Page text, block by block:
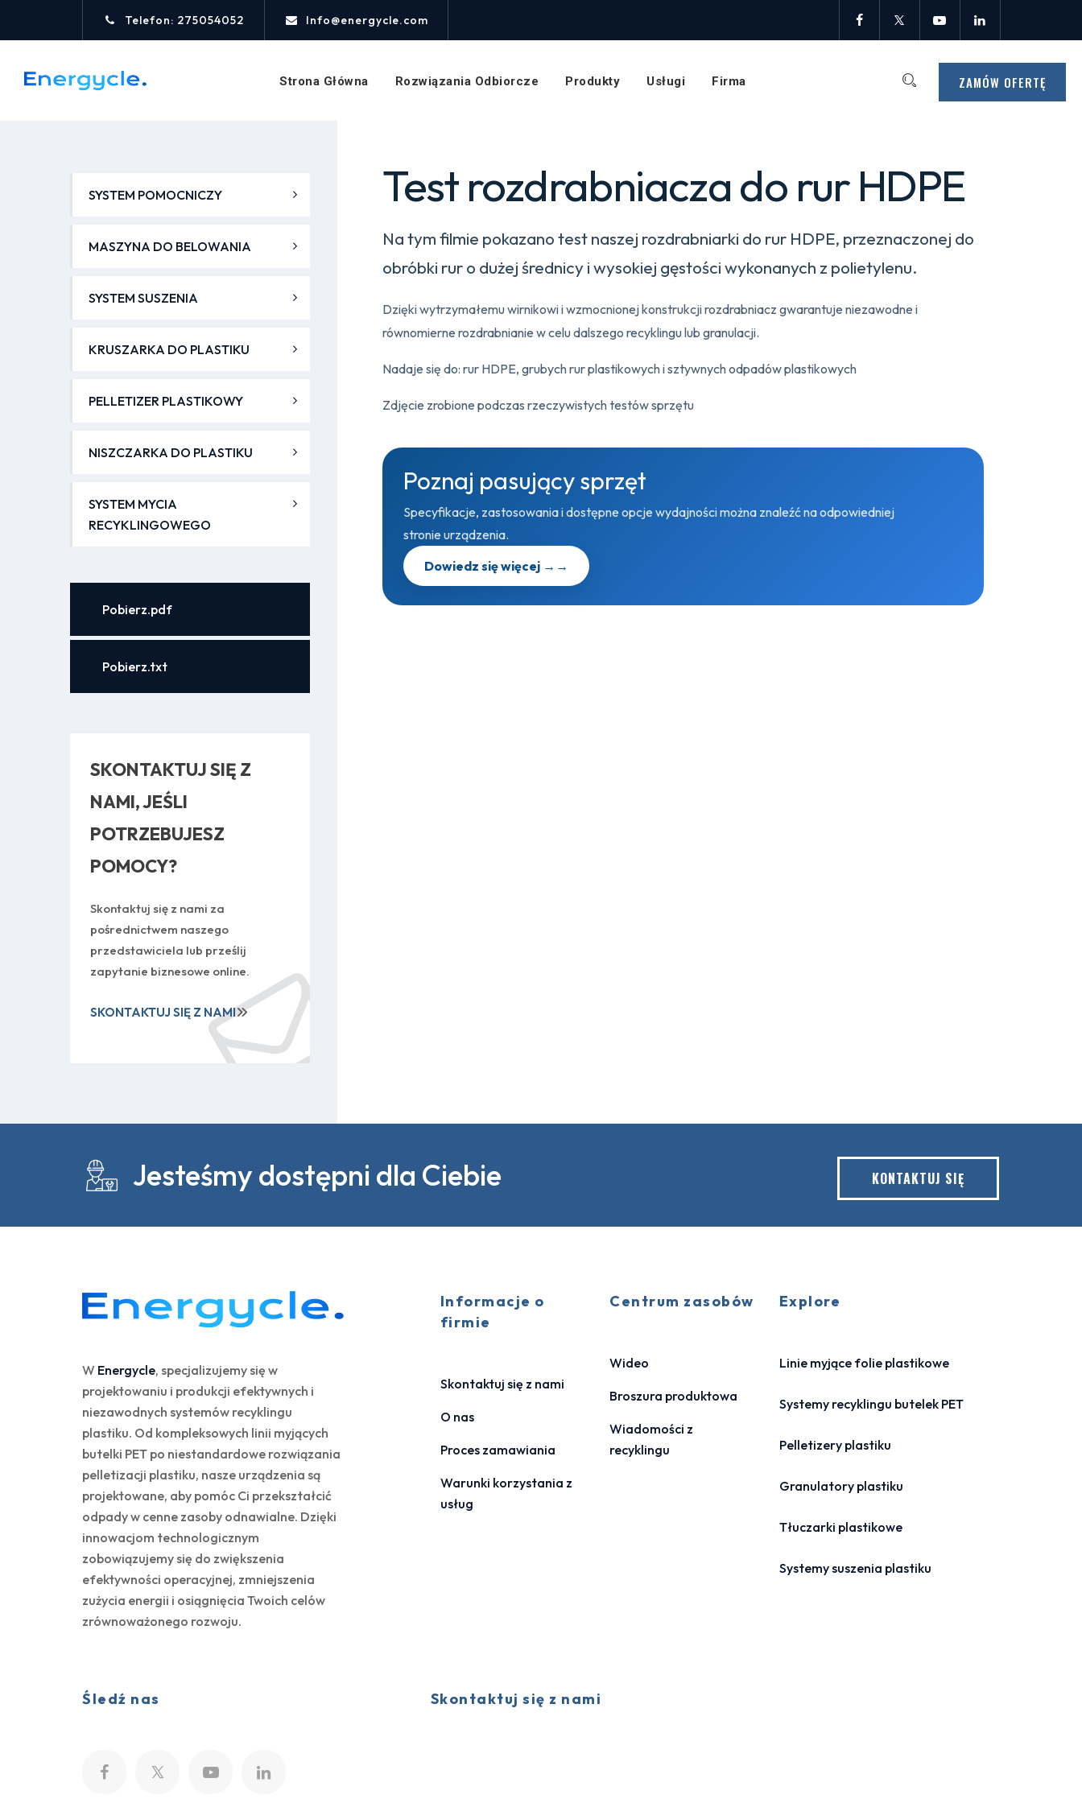
Telefon: 275054052 Info@energycle.com
ZAMÓW OFERTĘ
Strona Główna Rozwiązania Odbiorcze Produkty Usługi Firma
rur
recykling
Test rozdrabniacza do rur HDPE
Na tym filmie pokazano test naszej rozdrabniarki do rur HDPE, przeznaczonej do
obróbki rur o dużej średnicy i wysokiej gęstości wykonanych z polietylenu.
Dzięki wytrzymałemu wirnikowi i wzmocnionej konstrukcji rozdrabniacz gwarantuje niezawodne i
równomierne rozdrabnianie w celu dalszego recyklingu lub granulacji.
Nadaje się do: rur HDPE, grubych rur plastikowych i sztywnych odpadów plastikowych
Zdjęcie zrobione podczas rzeczywistych testów sprzętu
Poznaj pasujący sprzęt
Specyfikacje, zastosowania i dostępne opcje wydajności można znaleźć na odpowiedniej
stronie urządzenia.
Dowiedz się więcej → →
SYSTEM POMOCNICZY
MASZYNA DO BELOWANIA
SYSTEM SUSZENIA
KRUSZARKA DO PLASTIKU
PELLETIZER PLASTIKOWY
NISZCZARKA DO PLASTIKU
SYSTEM MYCIA
RECYKLINGOWEGO
Pobierz.pdf
Pobierz.txt
SKONTAKTUJ SIĘ Z
NAMI, JEŚLI
POTRZEBUJESZ
POMOCY?
Skontaktuj się z nami za
pośrednictwem naszego
przedstawiciela lub prześlij
zapytanie biznesowe online.
SKONTAKTUJ SIĘ Z NAMI
Jesteśmy dostępni dla Ciebie KONTAKTUJ SIĘ
W Energycle, specjalizujemy się w
projektowaniu i produkcji efektywnych i
niezawodnych systemów recyklingu
plastiku. Od kompleksowych linii myjących
butelki PET po niestandardowe rozwiązania
pelletizacji plastiku, nasze urządzenia są
projektowane, aby pomóc Ci przekształcić
odpady w cenne zasoby odnawialne. Dzięki
innowacjom technologicznym
zobowiązujemy się do zwiększenia
efektywności operacyjnej, zmniejszenia
zużycia energii i osiągnięcia Twoich celów
zrównoważonego rozwoju.
Informacje o
firmie
Skontaktuj się z nami
O nas
Proces zamawiania
Warunki korzystania z
usług
Centrum zasobów
Wideo
Broszura produktowa
Wiadomości z
recyklingu
Explore
Linie myjące folie plastikowe
Systemy recyklingu butelek PET
Pelletizery plastiku
Granulatory plastiku
Tłuczarki plastikowe
Systemy suszenia plastiku
Śledź nas Skontaktuj się z nami